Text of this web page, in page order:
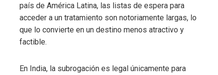
país de América Latina, las listas de espera para
acceder a un tratamiento son notoriamente largas, lo
que lo convierte en un destino menos atractivo y
factible.
En India, la subrogación es legal únicamente para